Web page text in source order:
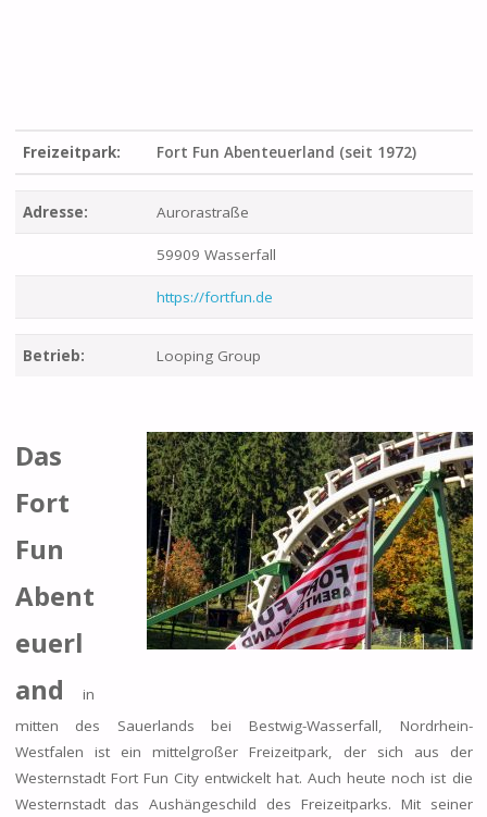
Freizeitpark: Fort Fun Abenteuerland (seit 1972)
Adresse: Aurorastraße
59909 Wasserfall
https://fortfun.de
Betrieb: Looping Group
Das
Fort
Fun
Abent
euerl
and
in
mitten des Sauerlands bei Bestwig-Wasserfall, Nordrhein-
Westfalen ist ein mittelgroßer Freizeitpark, der sich aus der
Westernstadt Fort Fun City entwickelt hat. Auch heute noch ist die
Westernstadt das Aushängeschild des Freizeitparks. Mit seiner